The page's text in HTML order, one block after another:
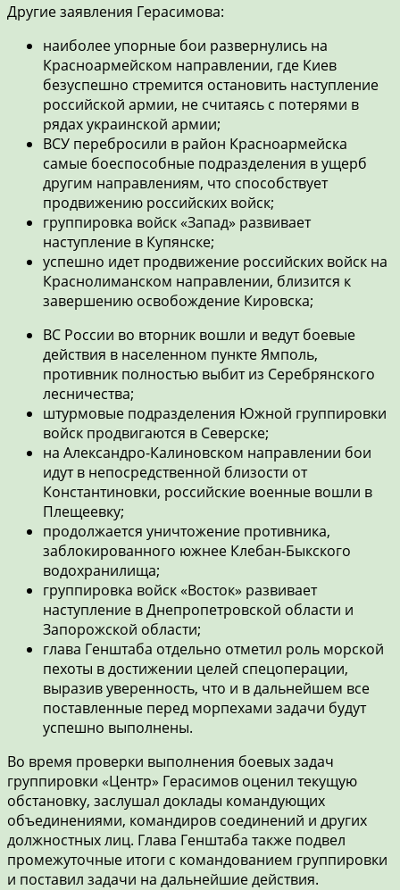
Другие заявления Герасимова:
наиболее упорные бои развернулись на
Красноармейском направлении, где Киев
безуспешно стремится остановить наступление
российской армии, не считаясь с потерями в
рядах украинской армии;
ВСУ перебросили в район Красноармейска
самые боеспособные подразделения в ущерб
другим направлениям, что способствует
продвижению российских войск;
группировка войск «Запад» развивает
наступление в Купянске;
успешно идет продвижение российских войск на
Краснолиманском направлении, близится к
завершению освобождение Кировска;
ВС России во вторник вошли и ведут боевые
действия в населенном пункте Ямполь,
противник полностью выбит из Серебрянского
лесничества;
штурмовые подразделения Южной группировки
войск продвигаются в Северске;
на Александро-Калиновском направлении бои
идут в непосредственной близости от
Константиновки, российские военные вошли в
Плещеевку;
продолжается уничтожение противника,
заблокированного южнее Клебан-Быкского
водохранилища;
группировка войск «Восток» развивает
наступление в Днепропетровской области и
Запорожской области;
глава Генштаба отдельно отметил роль морской
пехоты в достижении целей спецоперации,
выразив уверенность, что и в дальнейшем все
поставленные перед морпехами задачи будут
успешно выполнены.
Во время проверки выполнения боевых задач
группировки «Центр» Герасимов оценил текущую
обстановку, заслушал доклады командующих
объединениями, командиров соединений и других
должностных лиц. Глава Генштаба также подвел
промежуточные итоги с командованием группировки
и поставил задачи на дальнейшие действия.